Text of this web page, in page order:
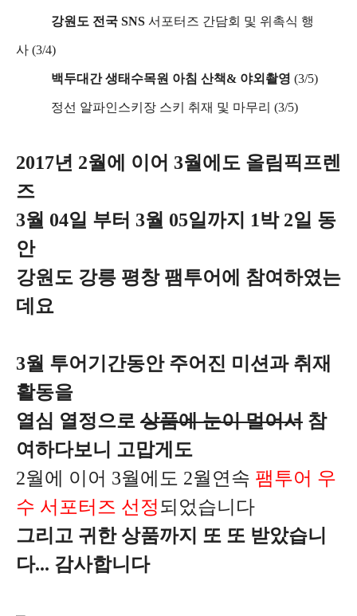
강원도 전국 SNS 서포터즈 간담회 및 위촉식 행
사 (3/4)
백두대간 생태수목원 아침 산책& 야외촬영 (3/5)
정선 알파인스키장 스키 취재 및 마무리 (3/5)
2017년 2월에 이어 3월에도 올림픽프렌
즈
3월 04일 부터 3월 05일까지 1박 2일 동
안
강원도 강릉 평창 팸투어에 참여하였는
데요
3월 투어기간동안 주어진 미션과 취재
활동을
열심 열정으로 상품에 눈이 멀어서 참
여하다보니 고맙게도
2월에 이어 3월에도 2월연속 팸투어 우
수 서포터즈 선정되었습니다
그리고 귀한 상품까지 또 또 받았습니
다... 감사합니다